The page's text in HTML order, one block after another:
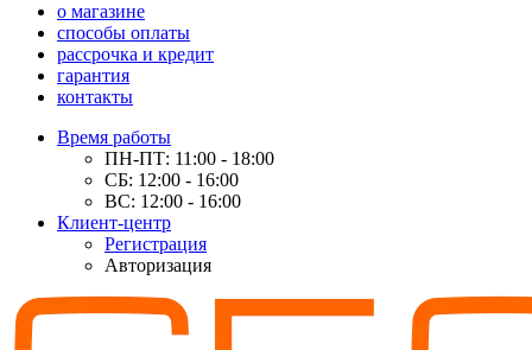
о магазине
способы оплаты
рассрочка и кредит
гарантия
контакты
Время работы
ПН-ПТ: 11:00 - 18:00
СБ: 12:00 - 16:00
ВС: 12:00 - 16:00
Клиент-центр
Регистрация
Авторизация